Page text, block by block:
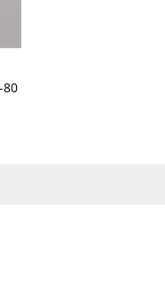
80